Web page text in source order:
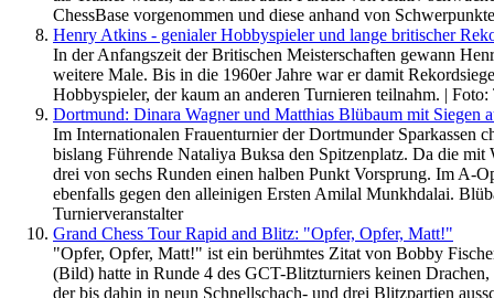
ChessBase vorgenommen und diese anhand von
Henry Atkins - genialer Hobbyspieler und lange britischer
In der Anfangszeit der Britischen Meisterschaften gewann
weitere Male. Bis in die 1960er Jahre war er damit
Hobbyspieler, der kaum an anderen Turnieren teilnahm. |
Dortmund: Dinara Wagner und Matthias Blübaum mit Siegen
Im Internationalen Frauenturnier der Dortmunder Sparkassen
bislang Führende Nataliya Buksa den Spitzenplatz. Da die
drei von sechs Runden einen halben Punkt Vorsprung. Im A-
ebenfalls gegen den alleinigen Ersten Amilal Munkhdalai.
Turnierveranstalter
Grand Chess Tour Rapid and Blitz: "Opfer, Opfer, Matt!"
"Opfer, Opfer, Matt!" ist ein berühmtes Zitat von Bobby
(Bild) hatte in Runde 4 des GCT-Blitzturniers keinen
der bis dahin in neun Schnellschach- und drei Blitzpartien